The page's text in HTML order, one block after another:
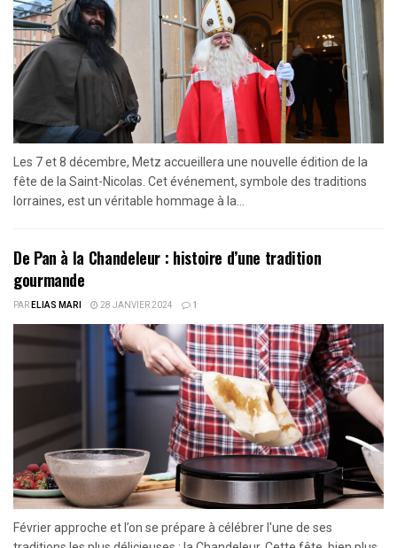
Les 7 et 8 décembre, Metz accueillera une nouvelle édition de la
fête de la Saint-Nicolas. Cet événement, symbole des traditions
lorraines, est un véritable hommage à la...
De Pan à la Chandeleur : histoire d’une tradition
gourmande
PARELIAS MARI 28 JANVIER 2024 1
Février approche et l’on se prépare à célébrer l'une de ses